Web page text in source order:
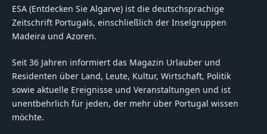
ESA (Entdecken Sie Algarve) ist die deutschsprachige
Zeitschrift Portugals, einschließlich der Inselgruppen
Madeira und Azoren.
Seit 36 Jahren informiert das Magazin Urlauber und
Residenten über Land, Leute, Kultur, Wirtschaft, Politik
sowie aktuelle Ereignisse und Veranstaltungen und ist
unentbehrlich für jeden, der mehr über Portugal wissen
möchte.